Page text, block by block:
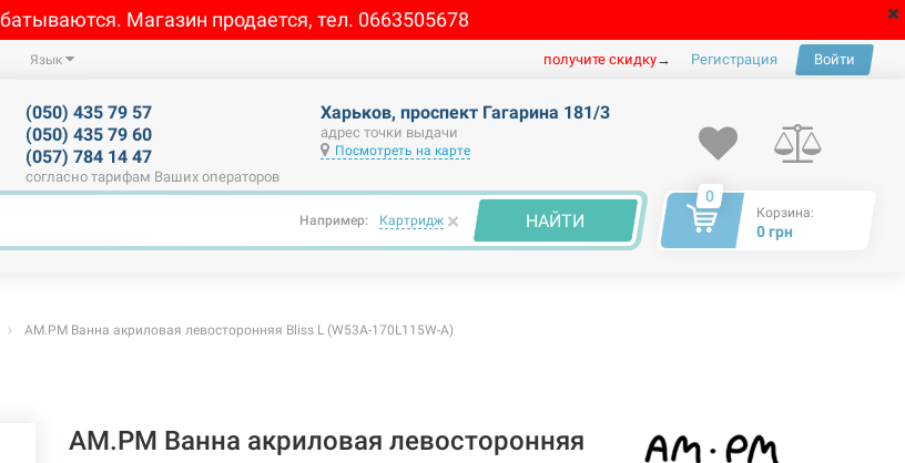
Магазин продается, тел. 0663505678
Язык получите скидку→ Регистрация Войти
(050) 435 79 57
(050) 435 79 60
(057) 784 14 47
согласно тарифам Ваших операторов
Харьков, проспект Гагарина 181/3
адрес точки выдачи
Посмотреть на карте
Например: Картридж × НАЙТИ
0
Корзина:
0 грн
AM.PM Ванна акриловая левосторонняя Bliss L (W53A-170L115W-A)
AM.PM Ванна акриловая левосторонняя